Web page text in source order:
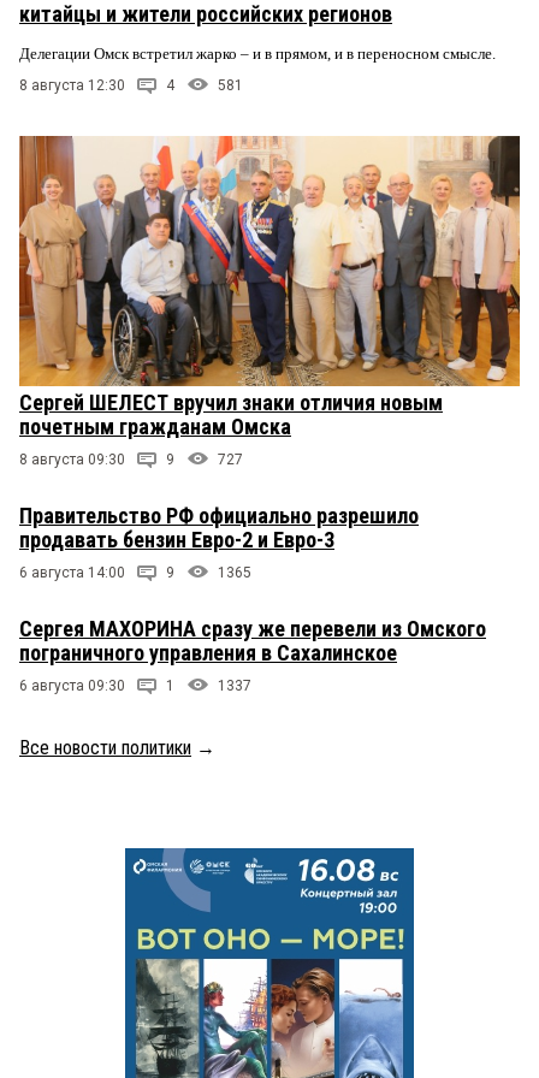
китайцы и жители российских регионов
Делегации Омск встретил жарко – и в прямом, и в переносном смысле.
8 августа 12:30 4 581
Сергей ШЕЛЕСТ вручил знаки отличия новым
почетным гражданам Омска
8 августа 09:30 9 727
Правительство РФ официально разрешило
продавать бензин Евро-2 и Евро-3
6 августа 14:00 9 1365
Сергея МАХОРИНА сразу же перевели из Омского
пограничного управления в Сахалинское
6 августа 09:30 1 1337
Все новости политики →